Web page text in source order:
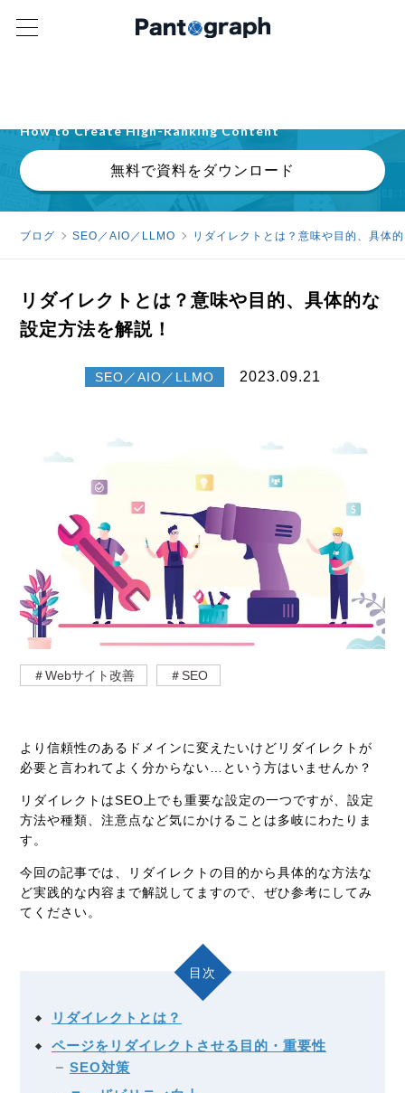
How to Create High-Ranking Content
無料で資料をダウンロード
ブログ SEO／AIO／LLMO リダイレクトとは？意味や目的、具体
リダイレクトとは？意味や目的、具体的な
設定方法を解説！
SEO／AIO／LLMO 2023.09.21
＃Webサイト改善 ＃SEO
より信頼性のあるドメインに変えたいけどリダイレクトが
必要と言われてよく分からない…という方はいませんか？
リダイレクトはSEO上でも重要な設定の一つですが、設定
方法や種類、注意点など気にかけることは多岐にわたりま
す。
今回の記事では、リダイレクトの目的から具体的な方法な
ど実践的な内容まで解説してますので、ぜひ参考にしてみ
てください。
目次
リダイレクトとは？
ページをリダイレクトさせる目的・重要性
SEO対策